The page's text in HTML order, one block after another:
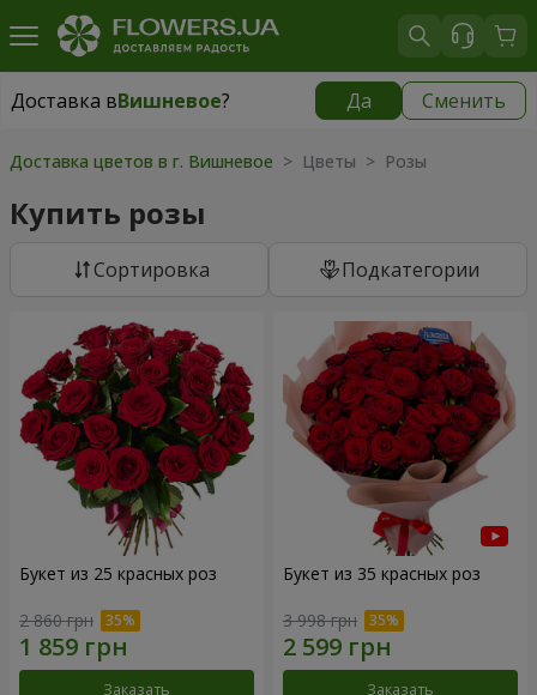
Доставка вВишневое? Да Сменить
Доставка вВишневое|
Доставка цветов в г. Вишневое > Цветы > Розы
Купить розы
Cортировка Подкатегории
Букет из 25 красных роз
2 860 грн
Заказать
Букет из 35 красных роз
3 998 грн
Заказать